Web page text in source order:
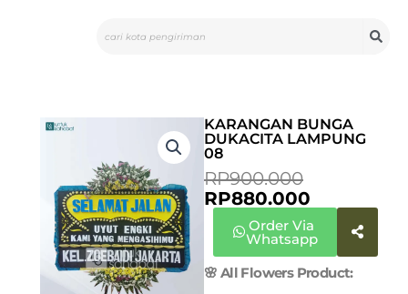
KARANGAN BUNGA
DUKACITA LAMPUNG
08
RP900.000
WAS:
RP880.000
IS:
Order Via
Whatsapp
🌸 All Flowers Product: